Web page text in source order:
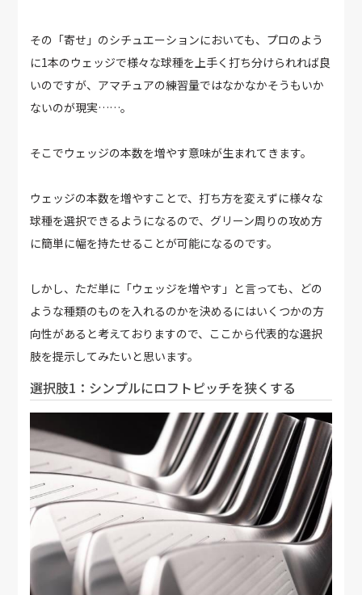
その「寄せ」のシチュエーションにおいても、プロのよう
に1本のウェッジで様々な球種を上手く打ち分けられれば良
いのですが、アマチュアの練習量ではなかなかそうもいか
ないのが現実……。
そこでウェッジの本数を増やす意味が生まれてきます。
ウェッジの本数を増やすことで、打ち方を変えずに様々な
球種を選択できるようになるので、グリーン周りの攻め方
に簡単に幅を持たせることが可能になるのです。
しかし、ただ単に「ウェッジを増やす」と言っても、どの
ような種類のものを入れるのかを決めるにはいくつかの方
向性があると考えておりますので、ここから代表的な選択
肢を提示してみたいと思います。
選択肢1：シンプルにロフトピッチを狭くする